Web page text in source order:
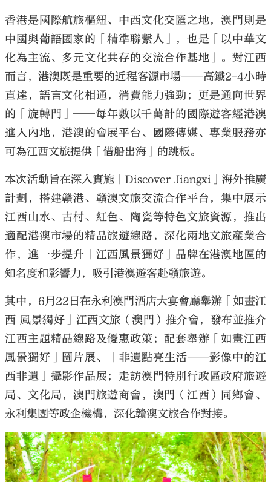
香港是國際航旅樞紐、中西文化交匯之地，澳門則是
中國與葡語國家的「精準聯繫人」，也是「以中華文
化為主流、多元文化共存的交流合作基地」。對江西
而言，港澳既是重要的近程客源市場——高鐵2-4小時
直達，語言文化相通，消費能力強勁；更是通向世界
的「旋轉門」——每年數以千萬計的國際遊客經港澳
進入內地，港澳的會展平台、國際傳媒、專業服務亦
可為江西文旅提供「借船出海」的跳板。
本次活動旨在深入實施「Discover Jiangxi」海外推廣
計劃，搭建贛港、贛澳文旅交流合作平台，集中展示
江西山水、古村、紅色、陶瓷等特色文旅資源，推出
適配港澳市場的精品旅遊線路，深化兩地文旅產業合
作，進一步提升「江西風景獨好」品牌在港澳地區的
知名度和影響力，吸引港澳遊客赴贛旅遊。
其中，6月22日在永利澳門酒店大宴會廳舉辦「如畫江
西 風景獨好」江西文旅（澳門）推介會，發布並推介
江西主題精品線路及優惠政策；配套舉辦「如畫江西
風景獨好」圖片展、「非遺點亮生活——影像中的江
西非遺」攝影作品展；走訪澳門特別行政區政府旅遊
局、文化局，澳門旅遊商會，澳門（江西）同鄉會、
永利集團等政企機構，深化贛澳文旅合作對接。